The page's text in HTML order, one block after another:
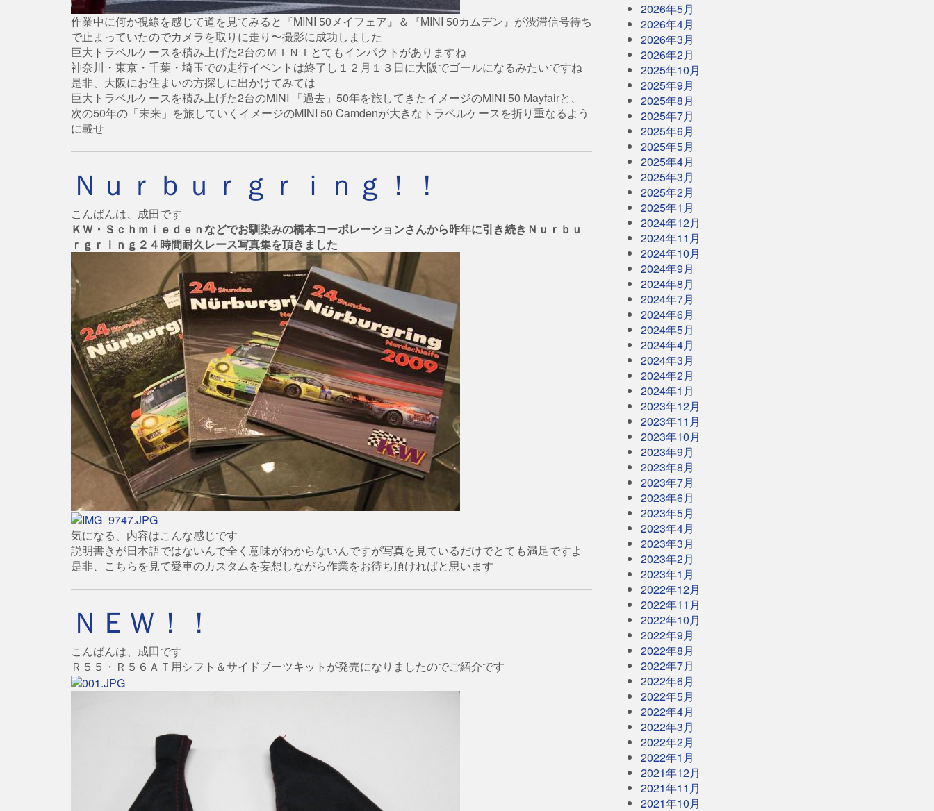
作業中に何か視線を感じて道を見てみると『MINI 50メイフェア』＆『MINI 50カムデン』が渋滞信号待ち
で止まっていたのでカメラを取りに走り〜撮影に成功しました
巨大トラベルケースを積み上げた2台のＭＩＮＩとてもインパクトがありますね
神奈川・東京・千葉・埼玉での走行イベントは終了し１２月１３日に大阪でゴールになるみたいですね
是非、大阪にお住まいの方探しに出かけてみては
巨大トラベルケースを積み上げた2台のMINI 「過去」50年を旅してきたイメージのMINI 50 Mayfairと、
次の50年の「未来」を旅していくイメージのMINI 50 Camdenが大きなトラベルケースを折り重なるよう
に載せ
Ｎｕｒｂｕｒｇｒｉｎｇ！！
こんばんは、成田です
ＫＷ・Ｓｃｈｍｉｅｄｅｎなどでお馴染みの橋本コーポレーションさんから昨年に引き続きＮｕｒｂｕ
ｒｇｒｉｎｇ２４時間耐久レース写真集を頂きました
気になる、内容はこんな感じです
説明書きが日本語ではないんで全く意味がわからないんですが写真を見ているだけでとても満足ですよ
是非、こちらを見て愛車のカスタムを妄想しながら作業をお待ち頂ければと思います
ＮＥＷ！！
こんばんは、成田です
Ｒ５５・Ｒ５６ＡＴ用シフト＆サイドブーツキットが発売になりましたのでご紹介です
2026年5月
2026年4月
2026年3月
2026年2月
2025年10月
2025年9月
2025年8月
2025年7月
2025年6月
2025年5月
2025年4月
2025年3月
2025年2月
2025年1月
2024年12月
2024年11月
2024年10月
2024年9月
2024年8月
2024年7月
2024年6月
2024年5月
2024年4月
2024年3月
2024年2月
2024年1月
2023年12月
2023年11月
2023年10月
2023年9月
2023年8月
2023年7月
2023年6月
2023年5月
2023年4月
2023年3月
2023年2月
2023年1月
2022年12月
2022年11月
2022年10月
2022年9月
2022年8月
2022年7月
2022年6月
2022年5月
2022年4月
2022年3月
2022年2月
2022年1月
2021年12月
2021年11月
2021年10月